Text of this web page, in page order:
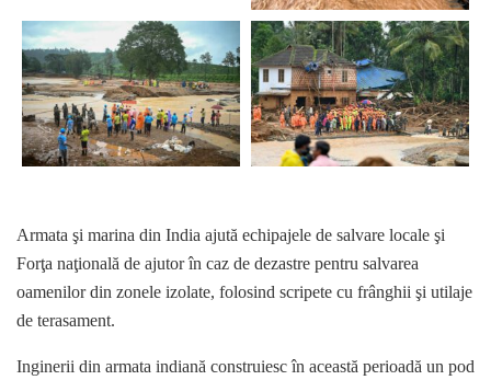
Armata şi marina din India ajută echipajele de salvare locale şi
Forţa naţională de ajutor în caz de dezastre pentru salvarea
oamenilor din zonele izolate, folosind scripete cu frânghii şi utilaje
de terasament.
Inginerii din armata indiană construiesc în această perioadă un pod